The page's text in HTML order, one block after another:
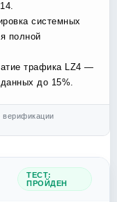
системных
полной
трафика LZ4 —
до 15%.
верификации
ТЕСТ:
ПРОЙДЕН